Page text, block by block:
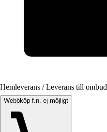
Hemleverans / Leverans till ombud
Webbköp f.n. ej möjligt